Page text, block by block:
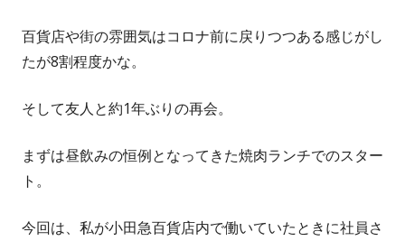
百貨店や街の雰囲気はコロナ前に戻りつつある感じがし
たが8割程度かな。
そして友人と約1年ぶりの再会。
まずは昼飲みの恒例となってきた焼肉ランチでのスター
ト。
今回は、私が小田急百貨店内で働いていたときに社員さ